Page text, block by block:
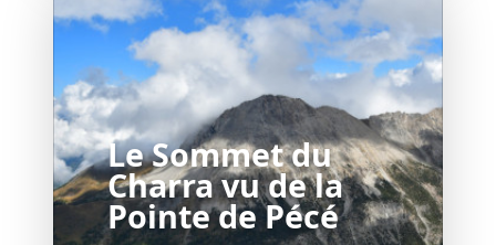
Le Sommet du
Charra vu de la
Pointe de Pécé